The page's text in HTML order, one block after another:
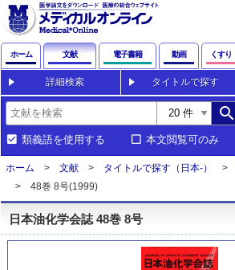
ホーム 文献 電子書籍 動画 くすり
詳細検索 タイトルで探す
search
類義語を使用する 本文閲覧可のみ
ホーム 文献 タイトルで探す（日本-）
48巻 8号(1999)
日本油化学会誌 48巻 8号